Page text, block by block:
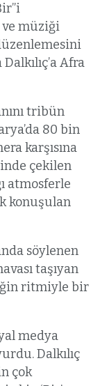
müziği
Afra
tribün
80 bin
karşısına
çekilen
atmosferle
konuşulan
söylenen
taşıyan
ritmiyle bir
medya
Dalkılıç
çok